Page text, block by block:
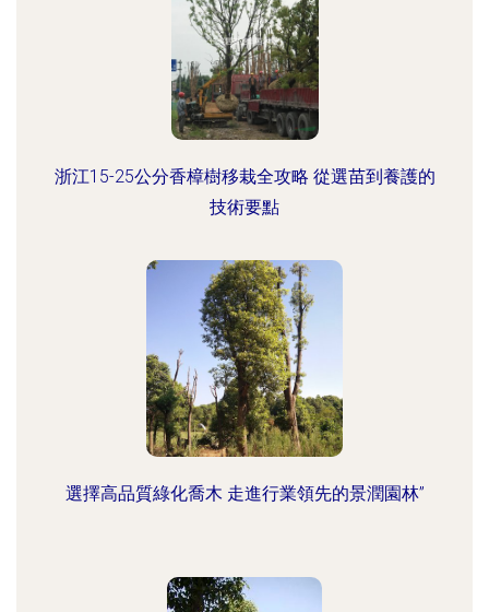
浙江15-25公分香樟樹移栽全攻略 從選苗到養護的
技術要點
選擇高品質綠化喬木 走進行業領先的景潤園林”